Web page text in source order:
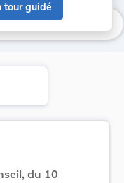
tour guidé
du 10